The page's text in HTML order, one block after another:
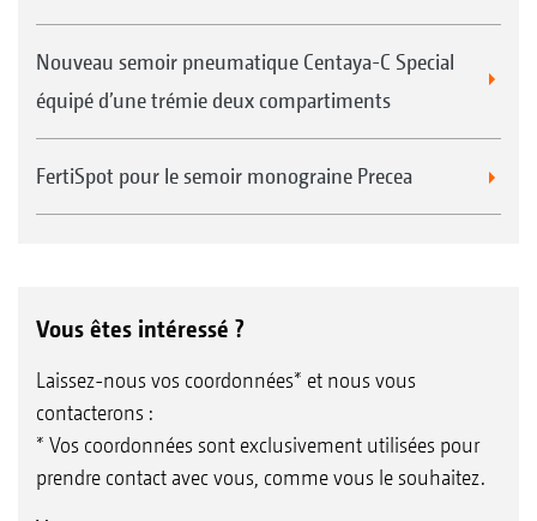
Nouveau semoir pneumatique Centaya-C Special
équipé d’une trémie deux compartiments
FertiSpot pour le semoir monograine Precea
Vous êtes intéressé ?
Laissez-nous vos coordonnées* et nous vous
contacterons :
* Vos coordonnées sont exclusivement utilisées pour
prendre contact avec vous, comme vous le souhaitez.